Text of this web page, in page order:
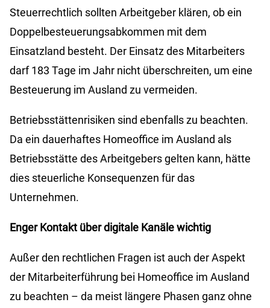
Steuerrechtlich sollten Arbeitgeber klären, ob ein
Doppelbesteuerungsabkommen mit dem
Einsatzland besteht. Der Einsatz des Mitarbeiters
darf 183 Tage im Jahr nicht überschreiten, um eine
Besteuerung im Ausland zu vermeiden.
Betriebsstättenrisiken sind ebenfalls zu beachten.
Da ein dauerhaftes Homeoffice im Ausland als
Betriebsstätte des Arbeitgebers gelten kann, hätte
dies steuerliche Konsequenzen für das
Unternehmen.
Enger Kontakt über digitale Kanäle wichtig
Außer den rechtlichen Fragen ist auch der Aspekt
der Mitarbeiterführung bei Homeoffice im Ausland
zu beachten – da meist längere Phasen ganz ohne